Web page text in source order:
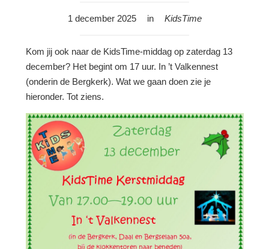
1 december 2025 in KidsTime
Kom jij ook naar de KidsTime-middag op zaterdag 13
december? Het begint om 17 uur. In ’t Valkennest
(onderin de Bergkerk). Wat we gaan doen zie je
hieronder. Tot ziens.